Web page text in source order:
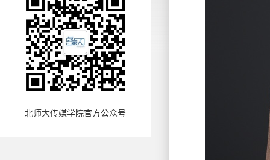
北师大传媒学院官方公众号